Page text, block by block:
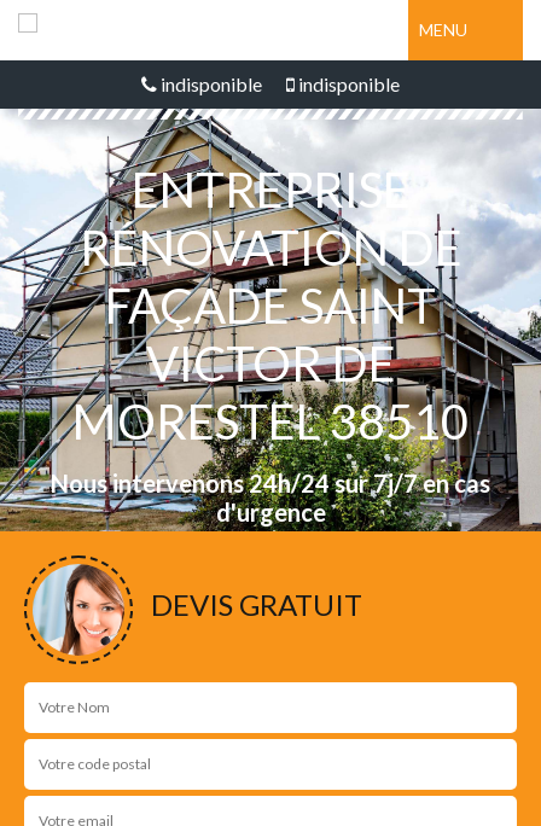
MENU
indisponible indisponible
ENTREPRISE
RÉNOVATION DE
FAÇADE SAINT
VICTOR DE
MORESTEL 38510
Nous intervenons 24h/24 sur 7j/7 en cas
d'urgence
DEVIS GRATUIT